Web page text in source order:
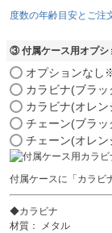
)
度数の年齢目安とご注
③ 付属ケース用オプシ
オプションなし
カラビナ(ブラッ
カラビナ(オレン
チェーン(ブラッ
チェーン(オレン
付属ケースに「カラビ
◆カラビナ
材質： メタル